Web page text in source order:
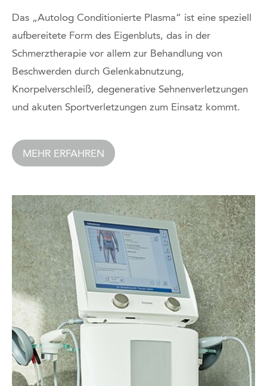
Das „Autolog Conditionierte Plasma“ ist eine speziell
aufbereitete Form des Eigenbluts, das in der
Schmerztherapie vor allem zur Behandlung von
Beschwerden durch Gelenkabnutzung,
Knorpelverschleiß, degenerative Sehnenverletzungen
und akuten Sportverletzungen zum Einsatz kommt.
MEHR ERFAHREN